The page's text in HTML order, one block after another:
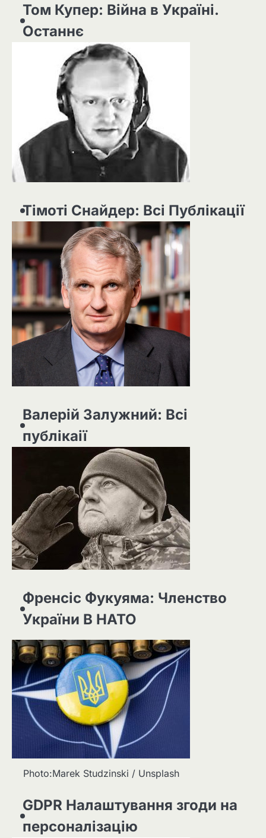
Том Купер: Війна в Україні.
Останнє
Тімоті Снайдер: Всі Публікації
Валерій Залужний: Всі
публікаії
Френсіс Фукуяма: Членство
України В НАТО
Photo:Marek Studzinski / Unsplash
GDPR Налаштування згоди на
персоналізацію